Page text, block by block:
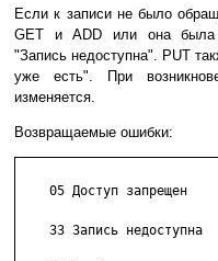
Если к записи не было
GET и ADD или она была
"Запись недоступна". PUT
уже есть". При
изменяется.
Возвращаемые ошибки:
    05 Доступ запрещен
    33 Запись недоступна